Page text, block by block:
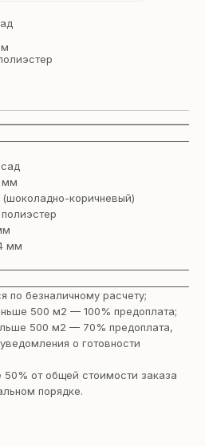
мм
(шоколадно-коричневый)
мм
по безналичному расчету;
500 м2 — 100% предоплата;
500 м2 — 70% предоплата,
о готовности
от общей стоимости заказа
порядке.